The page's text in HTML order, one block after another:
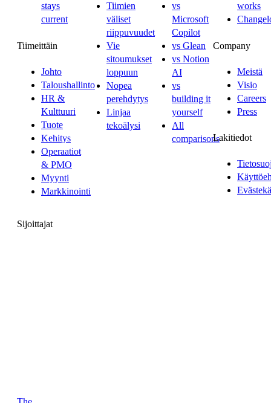
stays
current
Tiimeittäin
Johto
Taloushallinto
HR &
Kulttuuri
Tuote
Kehitys
Operaatiot
& PMO
Myynti
Markkinointi
Tiimien
väliset
riippuvuudet
Vie
sitoumukset
loppuun
Nopea
perehdytys
Linjaa
tekoälysi
vs
Microsoft
Copilot
vs Glean
vs Notion
AI
vs
building it
yourself
All
comparisons
works
Company
Meistä
Visio
Careers
Press
Lakitiedot
Sijoittajat